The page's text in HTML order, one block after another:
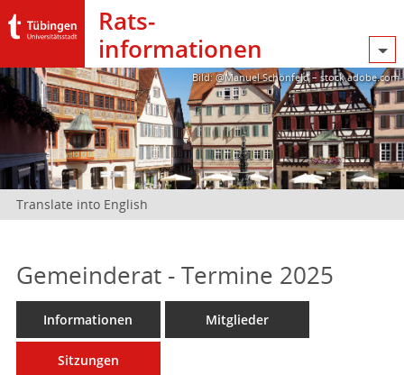
Rats­
informationen
Bild: @Manuel Schönfeld – stock.adobe.com
Translate into English
Gemeinderat - Termine 2025
Informationen Mitglieder
Sitzungen